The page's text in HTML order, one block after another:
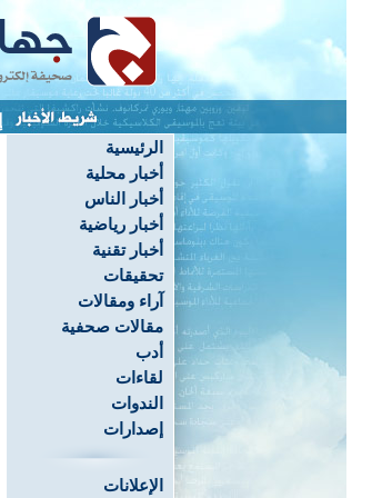
الرئيسية
أخبار محلية
أخبار الناس
أخبار رياضية
أخبار تقنية
تحقيقات
آراء ومقالات
مقالات صحفية
أدب
لقاءات
الندوات
إصدارات
الإعلانات